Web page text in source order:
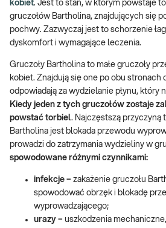
kobiet. Jest to stan, w którym powstaje
gruczołów Bartholina, znajdujących się
pochwy. Zazwyczaj jest to schorzenie
dyskomfort i wymagające leczenia.
Gruczoły Bartholina to małe gruczoły
kobiet. Znajdują się one po obu stronach
odpowiadają za wydzielanie płynu, który
Kiedy jeden z tych gruczołów zostaje
powstać torbiel. Najczęstszą przyczyną
Bartholina jest blokada przewodu
prowadzi do zatrzymania wydzieliny w
spowodowane różnymi czynnikami:
infekcje – zakażenie gruczołu
spowodować obrzęk i blokadę
wyprowadzającego;
urazy – uszkodzenia